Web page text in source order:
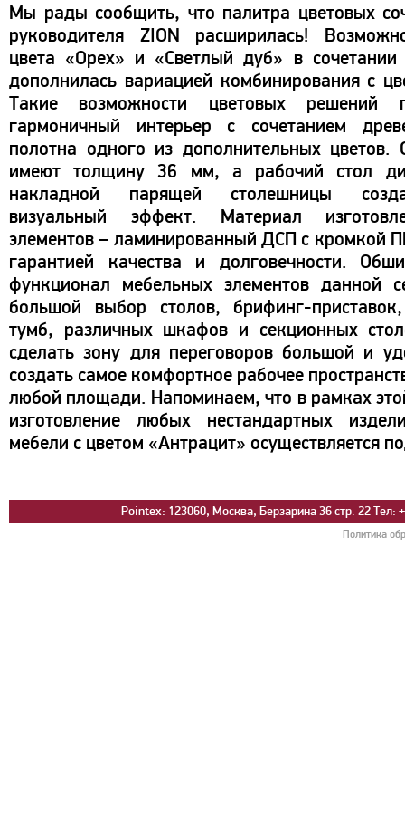
Мы рады сообщить, что палитра цветовых
руководителя ZION расширилась!
цвета «Орех» и «Светлый дуб» в
дополнилась вариацией комбинирования с
Такие возможности цветовых решений
гармоничный интерьер с сочетанием
полотна одного из дополнительных цветов.
имеют толщину 36 мм, а рабочий стол
накладной парящей столешницы
визуальный эффект. Материал
элементов – ламинированный ДСП с кромкой
гарантией качества и долговечности.
функционал мебельных элементов данной
большой выбор столов, брифинг-
тумб, различных шкафов и секционных
сделать зону для переговоров большой и
создать самое комфортное рабочее
любой площади. Напоминаем, что в рамках
изготовление любых нестандартных
мебели с цветом «Антрацит» осуществляется
Pointex: 123060, Москва, Берзарина 36 стр. 22 Тел:
Политика